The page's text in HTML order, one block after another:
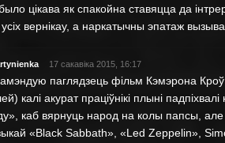
цiкава як спакойна ставяцца да
усiх вернiкау, а наркатычны эпатаж
17 сакавіка 2015, 16:17
паглядзець фільм Кэмэрона
калі акурат праціўнікі плыні
каб вярнуць народ на колы папсы, але
«Black Sabbath», «Led Zeppelin»,